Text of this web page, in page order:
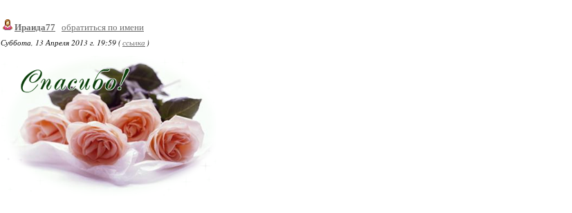
Ираида77
обратиться по имени
Суббота, 13 Апреля 2013 г. 19:59 (ссылка )